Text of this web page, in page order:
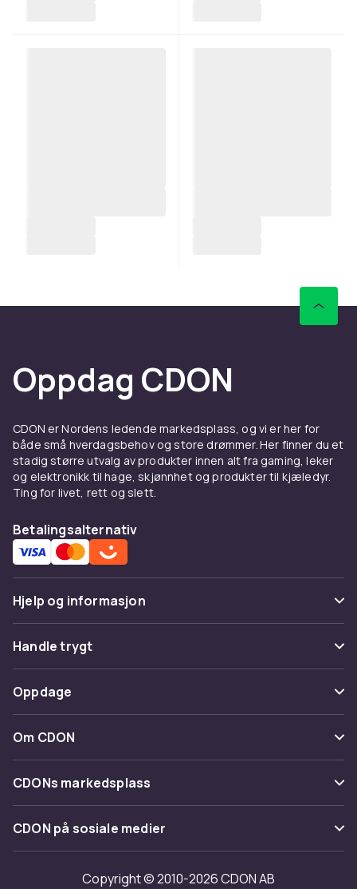
Oppdag CDON
CDON er Nordens ledende markedsplass, og vi er her for
både små hverdagsbehov og store drømmer. Her finner du et
stadig større utvalg av produkter innen alt fra gaming, leker
og elektronikk til hage, skjønnhet og produkter til kjæledyr.
Ting for livet, rett og slett.
Betalingsalternativ
Hjelp og informasjon
Vanlige spørsmål
Spor pakke
Angre & returner her
Kontakt oss
Handle trygt
Betaling
Levering
Tilbakekallinger
Oppdage
Kategorier
Varemerker
Om CDON
Om oss
Kundeanmeldelser
Jobbe på CDON
Investor relations
CDONs markedsplass
Merchant Help Center
CDON på sosiale medier
Copyright © 2010-2026 CDON AB